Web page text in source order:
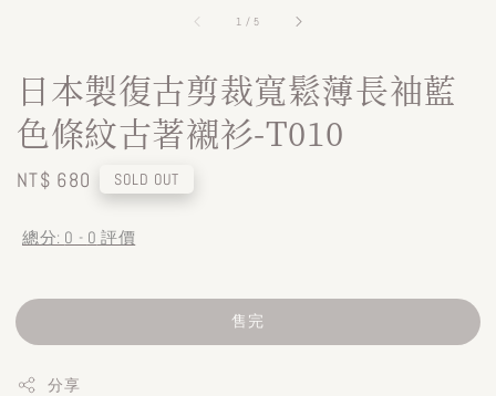
1 /5
日本製復古剪裁寬鬆薄長袖藍
色條紋古著襯衫-T010
Regular
NT$ 680 SOLD OUT
總分: 0 - 0 評價
售完
分享